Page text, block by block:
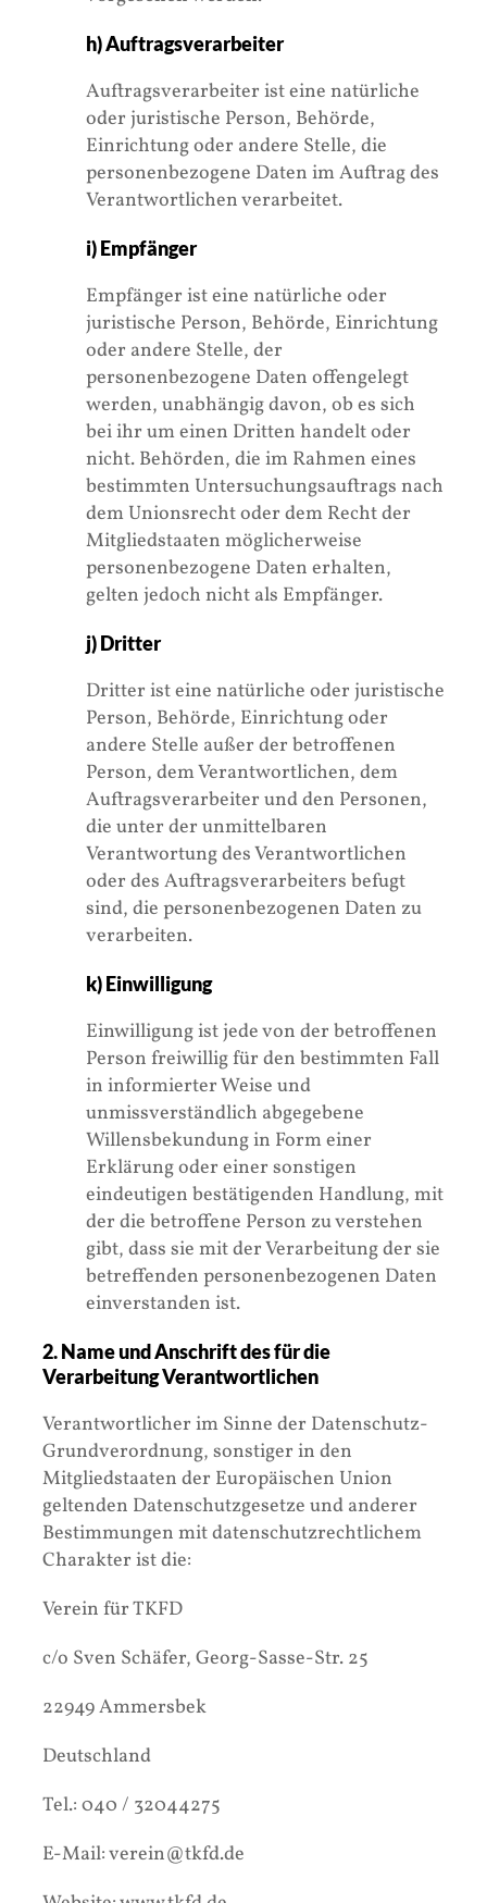
h) Auftragsverarbeiter
Auftragsverarbeiter ist eine natürliche
oder juristische Person, Behörde,
Einrichtung oder andere Stelle, die
personenbezogene Daten im Auftrag des
Verantwortlichen verarbeitet.
i) Empfänger
Empfänger ist eine natürliche oder
juristische Person, Behörde, Einrichtung
oder andere Stelle, der
personenbezogene Daten offengelegt
werden, unabhängig davon, ob es sich
bei ihr um einen Dritten handelt oder
nicht. Behörden, die im Rahmen eines
bestimmten Untersuchungsauftrags nach
dem Unionsrecht oder dem Recht der
Mitgliedstaaten möglicherweise
personenbezogene Daten erhalten,
gelten jedoch nicht als Empfänger.
j) Dritter
Dritter ist eine natürliche oder juristische
Person, Behörde, Einrichtung oder
andere Stelle außer der betroffenen
Person, dem Verantwortlichen, dem
Auftragsverarbeiter und den Personen,
die unter der unmittelbaren
Verantwortung des Verantwortlichen
oder des Auftragsverarbeiters befugt
sind, die personenbezogenen Daten zu
verarbeiten.
k) Einwilligung
Einwilligung ist jede von der betroffenen
Person freiwillig für den bestimmten Fall
in informierter Weise und
unmissverständlich abgegebene
Willensbekundung in Form einer
Erklärung oder einer sonstigen
eindeutigen bestätigenden Handlung, mit
der die betroffene Person zu verstehen
gibt, dass sie mit der Verarbeitung der sie
betreffenden personenbezogenen Daten
einverstanden ist.
2. Name und Anschrift des für die
Verarbeitung Verantwortlichen
Verantwortlicher im Sinne der Datenschutz-
Grundverordnung, sonstiger in den
Mitgliedstaaten der Europäischen Union
geltenden Datenschutzgesetze und anderer
Bestimmungen mit datenschutzrechtlichem
Charakter ist die:
Verein für TKFD
c/o Sven Schäfer, Georg-Sasse-Str. 25
22949 Ammersbek
Deutschland
Tel.: 040 / 32044275
E-Mail: verein@tkfd.de